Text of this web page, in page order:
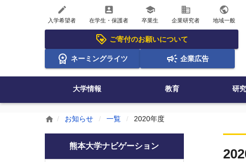
create
入学希望者
account_box
在学生・保護者
school
卒業生
business
企業研究者
public
地域一般
ご寄付のお願いについて
ネーミングライツ 企業広告
大学情報 教育 研
home お知らせ 一覧 2020年度
熊本大学ナビゲーション